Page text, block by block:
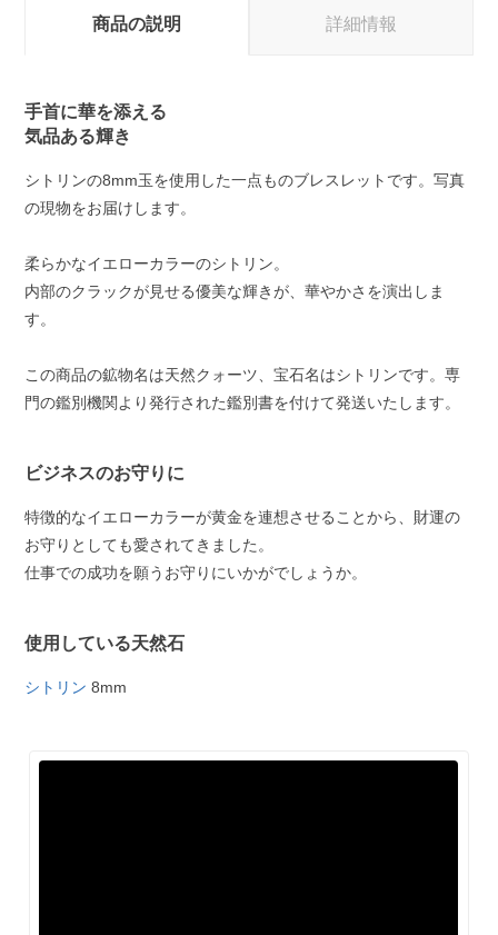
商品の説明 詳細情報
手首に華を添える
気品ある輝き
シトリンの8mm玉を使用した一点ものブレスレットです。写真
の現物をお届けします。
柔らかなイエローカラーのシトリン。
内部のクラックが見せる優美な輝きが、華やかさを演出しま
す。
この商品の鉱物名は天然クォーツ、宝石名はシトリンです。専
門の鑑別機関より発行された鑑別書を付けて発送いたします。
ビジネスのお守りに
特徴的なイエローカラーが黄金を連想させることから、財運の
お守りとしても愛されてきました。
仕事での成功を願うお守りにいかがでしょうか。
使用している天然石
シトリン 8mm